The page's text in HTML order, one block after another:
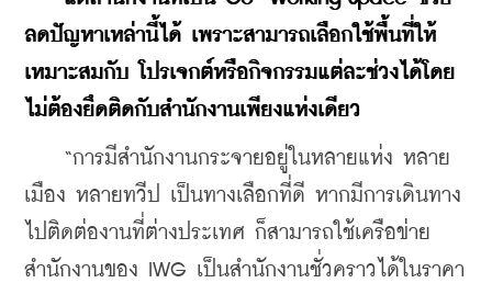
ลดปัญหาเหล่านี้ได้ เพราะสามารถเลือกใช้พื้นที่ให้
เหมาะสมกับ โปรเจกต์หรือกิจกรรมแต่ละช่วงได้โดย
ไม่ต้องยึดติดกับสำนักงานเพียงแห่งเดียว
“การมีสำนักงานกระจายอยู่ในหลายแห่ง หลาย
เมือง หลายทวีป เป็นทางเลือกที่ดี หากมีการเดินทาง
ไปติดต่องานที่ต่างประเทศ ก็สามารถใช้เครือข่าย
สำนักงานของ IWG เป็นสำนักงานชั่วคราวได้ในราคา